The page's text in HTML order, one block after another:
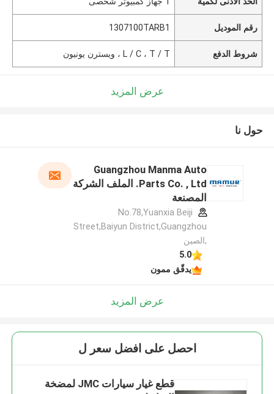
رقم الموديل 1307100TARB1
شروط الدفع L / C ، T / T ، ويسترن يونيون
عرض المزيد
حول نا
Guangzhou Manma Auto
Parts Co. , Ltd. الملف الشركة
المصنعة
No.78,Yuanxia Beiji
Street,Baiyun District,Guangzhou
,الصين
5.0
يدقّق ممون
عرض المزيد
احصل على افضل سعر ل
قطع غيار سيارات JMC لمضخة